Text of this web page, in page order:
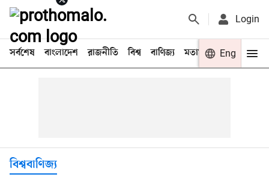
Login
সর্বশেষ বাংলাদেশ রাজনীতি বিশ্ব বাণিজ্য মতামত খেলা
Eng
বিশ্ববাণিজ্য